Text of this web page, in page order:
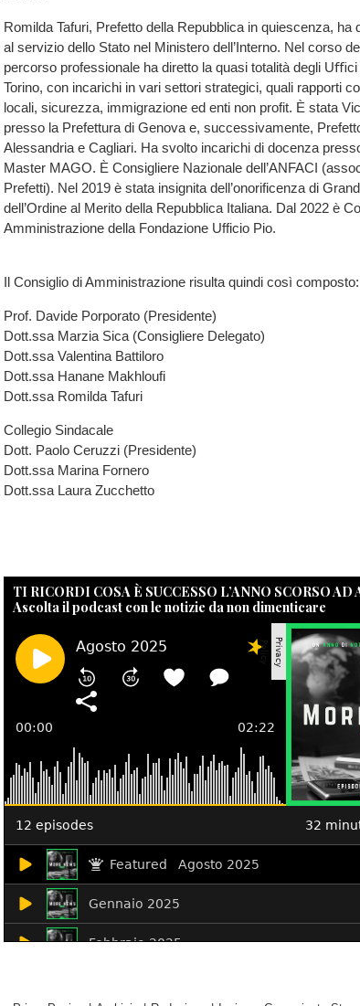
Romilda Tafuri, Prefetto della Repubblica in quiescenza, ha
al servizio dello Stato nel Ministero dell’Interno. Nel corso
percorso professionale ha diretto la quasi totalità degli
Torino, con incarichi in vari settori strategici, quali rapporti
locali, sicurezza, immigrazione ed enti non profit. È stata
presso la Prefettura di Genova e, successivamente,
Alessandria e Cagliari. Ha svolto incarichi di docenza
Master MAGO. È Consigliere Nazionale dell’ANFACI
Prefetti). Nel 2019 è stata insignita dell’onorificenza di
dell’Ordine al Merito della Repubblica Italiana. Dal 2022 è
Amministrazione della Fondazione Ufficio Pio.
Il Consiglio di Amministrazione risulta quindi così composto:
Prof. Davide Porporato (Presidente)
Dott.ssa Marzia Sica (Consigliere Delegato)
Dott.ssa Valentina Battiloro
Dott.ssa Hanane Makhloufi
Dott.ssa Romilda Tafuri
Collegio Sindacale
Dott. Paolo Ceruzzi (Presidente)
Dott.ssa Marina Fornero
Dott.ssa Laura Zucchetto
TI RICORDI COSA È SUCCESSO L’ANNO SCORSO AD
Ascolta il podcast con le notizie da non dimenticare